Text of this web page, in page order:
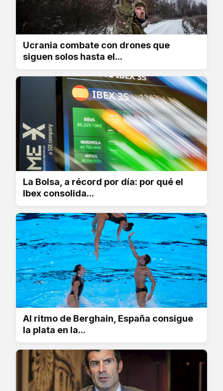
Ucrania combate con drones que
siguen solos hasta el...
La Bolsa, a récord por día: por qué el
Ibex consolida...
Al ritmo de Berghain, España consigue
la plata en la...